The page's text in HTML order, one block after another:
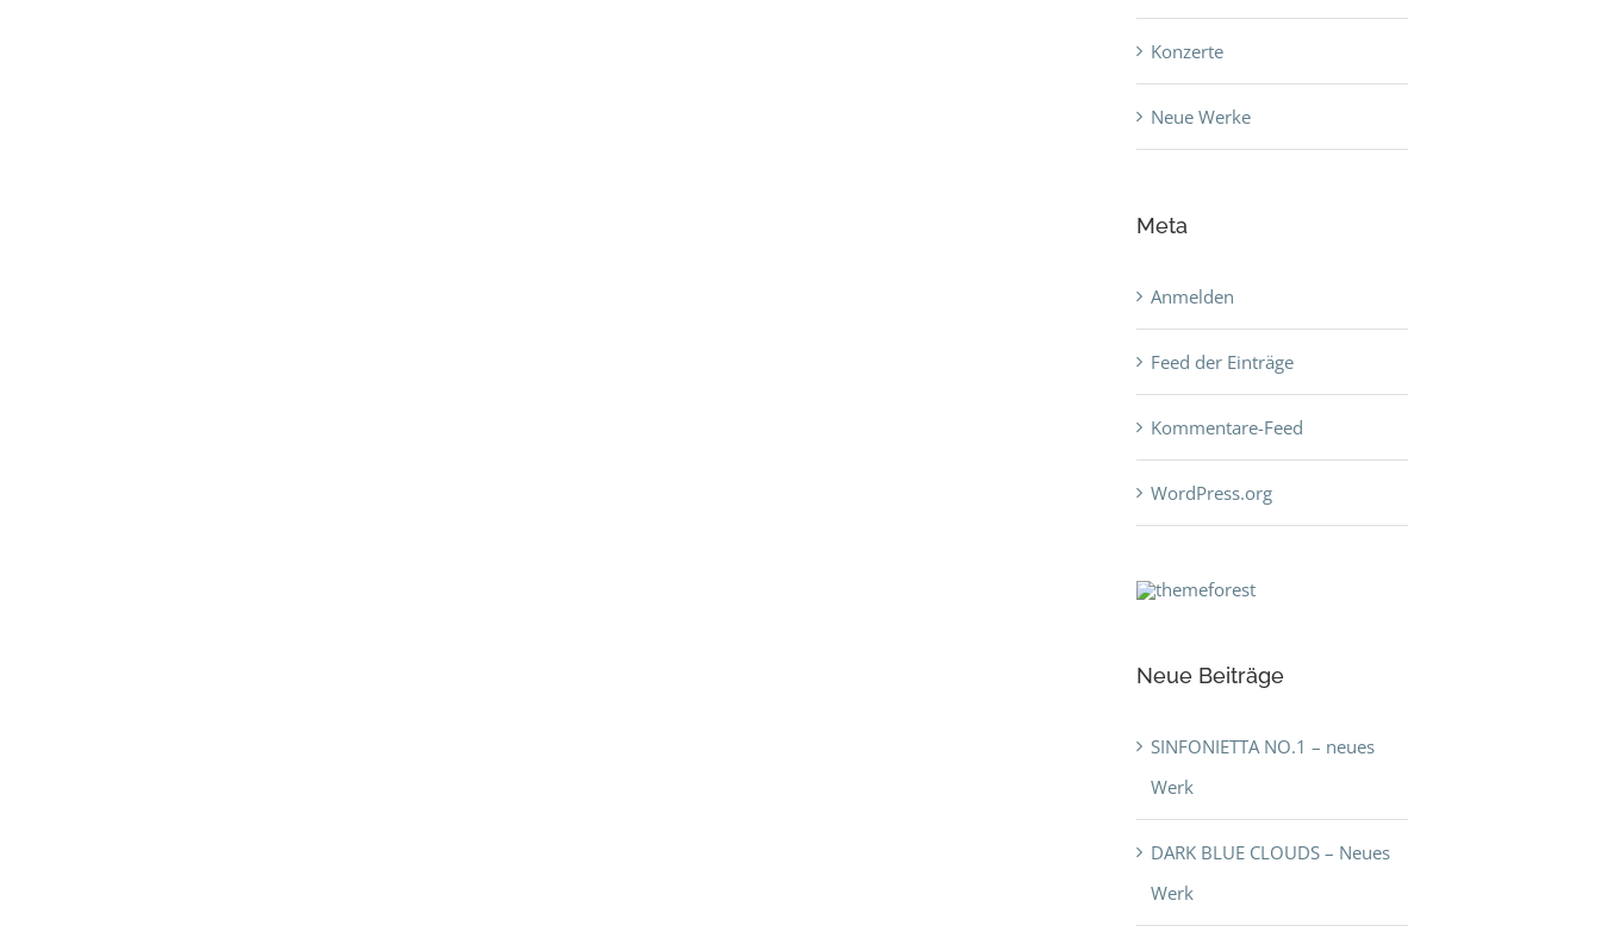
Konzerte
Neue Werke
Meta
Anmelden
Feed der Einträge
Kommentare-Feed
WordPress.org
Neue Beiträge
SINFONIETTA NO.1 – neues
Werk
DARK BLUE CLOUDS – Neues
Werk